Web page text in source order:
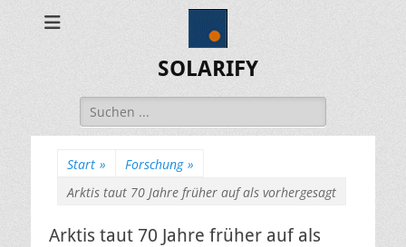
SOLARIFY
Suchen
nach:
Start » Forschung »
Arktis taut 70 Jahre früher auf als vorhergesagt
Arktis taut 70 Jahre früher auf als